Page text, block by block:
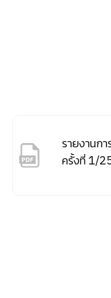
รายงานก
ครั้งที่ 1/